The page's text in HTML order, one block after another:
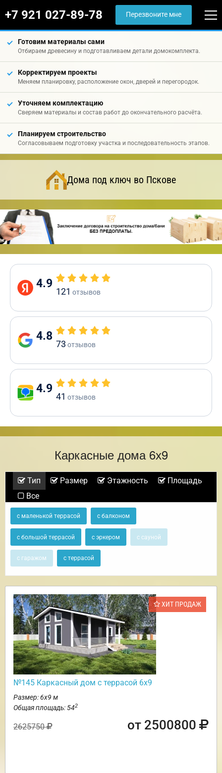
+7 921 027-89-78 Перезвоните мне
Готовим материалы сами
Отбираем древесину и подготавливаем детали домокомплекта.
Корректируем проекты
Меняем планировку, расположение окон, дверей и перегородок.
Уточняем комплектацию
Сверяем материалы и состав работ до окончательного расчёта.
Планируем строительство
Согласовываем подготовку участка и последовательность этапов.
Дома под ключ во Пскове
4.9
121 отзывов
4.8
73 отзывов
4.9
41 отзывов
Каркасные дома 6х9
Тип Размер Этажность
Площадь
Все
с маленькой террасой с балконом
с большой террасой с эркером с сауной
с гаражом с террасой
ХИТ ПРОДАЖ
№145 Каркасный дом с террасой 6х9
Размер: 6х9 м
Общая площадь: 542
2625750 от 2500800